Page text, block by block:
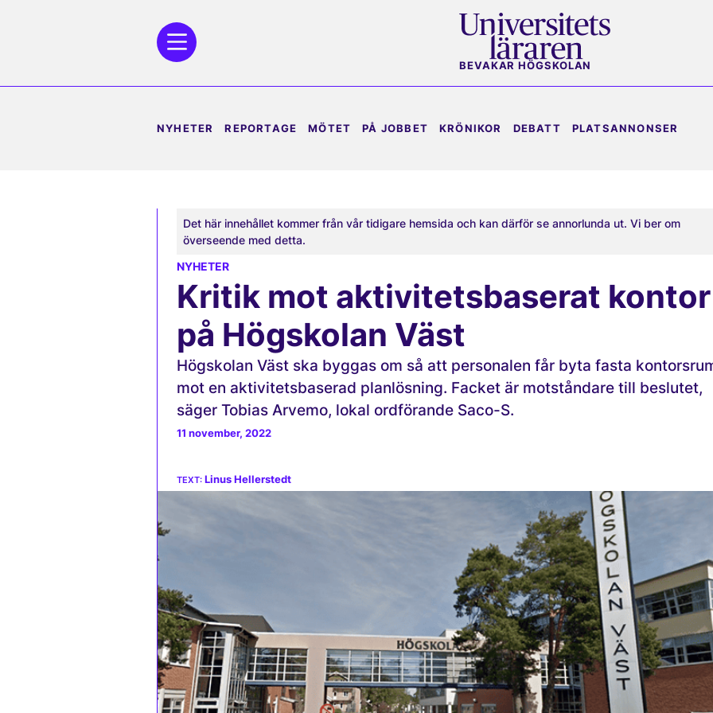
BEVAKAR HÖGSKOLAN
NYHETER REPORTAGE MÖTET PÅ JOBBET KRÖNIKOR DEBATT PLATSANNONSER
Det här innehållet kommer från vår tidigare hemsida och kan därför se annorlunda ut. Vi ber om
överseende med detta.
NYHETER
Kritik mot aktivitetsbaserat kontor
på Högskolan Väst
Högskolan Väst ska byggas om så att personalen får byta fasta
mot en aktivitetsbaserad planlösning. Facket är motståndare till beslutet,
säger Tobias Arvemo, lokal ordförande Saco-S.
11 november, 2022
Linus Hellerstedt